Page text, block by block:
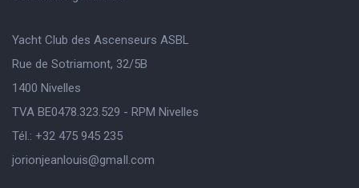
Yacht Club des Ascenseurs ASBL
Rue de Sotriamont, 32/5B
1400 Nivelles
TVA BE0478.323.529 - RPM Nivelles
Tél.: +32 475 945 235
jorionjeanlouis@gmaIl.com